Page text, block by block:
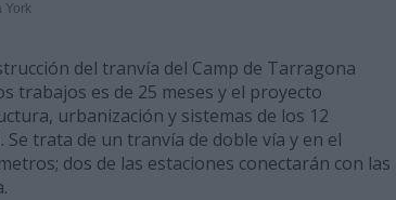
York
del tranvía del Camp de Tarragona
trabajos es de 25 meses y el proyecto
urbanización y sistemas de los 12
trata de un tranvía de doble vía y en el
dos de las estaciones conectarán con las